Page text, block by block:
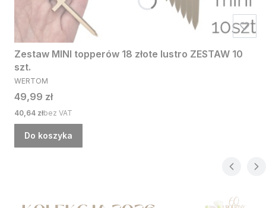
Zestaw MINI topperów 18 złote lustro ZESTAW 10
szt.
PRODUCENT
WERTOM
Cena
49,99 zł
Cena
40,64 złbez VAT
Do koszyka